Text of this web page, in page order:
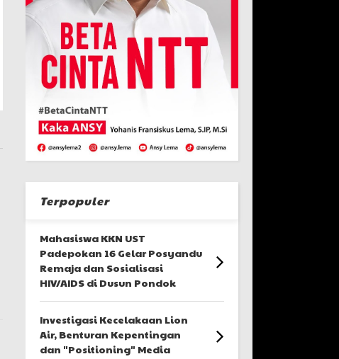
Terpopuler
Mahasiswa KKN UST
Padepokan 16 Gelar Posyandu
Remaja dan Sosialisasi
HIV/AIDS di Dusun Pondok
Investigasi Kecelakaan Lion
Air, Benturan Kepentingan
dan "Positioning" Media